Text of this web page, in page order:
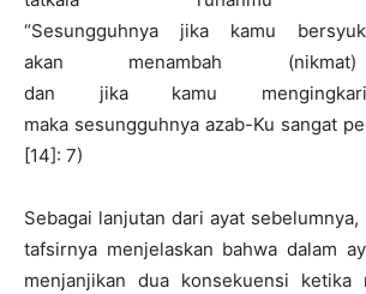
“Sesungguhnya jika kamu
akan menambah (nikmat)
dan jika kamu mengingkari
maka sesungguhnya azab-Ku sangat
[14]: 7)
Sebagai lanjutan dari ayat
tafsirnya menjelaskan bahwa dalam
menjanjikan dua konsekuensi ketika